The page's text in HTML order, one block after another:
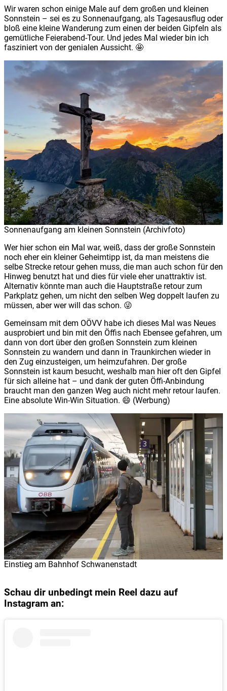
Wir waren schon einige Male auf dem großen und kleinen
Sonnstein – sei es zu Sonnenaufgang, als Tagesausflug oder
bloß eine kleine Wanderung zum einen der beiden Gipfeln als
gemütliche Feierabend-Tour. Und jedes Mal wieder bin ich
fasziniert von der genialen Aussicht. 🤩
Sonnenaufgang am kleinen Sonnstein (Archivfoto)
Wer hier schon ein Mal war, weiß, dass der große Sonnstein
noch eher ein kleiner Geheimtipp ist, da man meistens die
selbe Strecke retour gehen muss, die man auch schon für den
Hinweg benutzt hat und dies für viele eher unattraktiv ist.
Alternativ könnte man auch die Hauptstraße retour zum
Parkplatz gehen, um nicht den selben Weg doppelt laufen zu
müssen, aber wer will das schon. 😜
Gemeinsam mit dem OÖVV habe ich dieses Mal was Neues
ausprobiert und bin mit den Öffis nach Ebensee gefahren, um
dann von dort über den großen Sonnstein zum kleinen
Sonnstein zu wandern und dann in Traunkirchen wieder in
den Zug einzusteigen, um heimzufahren. Der große
Sonnstein ist kaum besucht, weshalb man hier oft den Gipfel
für sich alleine hat – und dank der guten Öffi-Anbindung
braucht man den ganzen Weg auch nicht mehr retour laufen.
Eine absolute Win-Win Situation. 😄 (Werbung)
Einstieg am Bahnhof Schwanenstadt
Schau dir unbedingt mein Reel dazu auf
Instagram an: